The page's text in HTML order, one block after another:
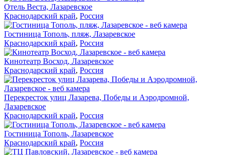
Отель Веста, Лазаревское
Краснодарский край, Россия
Гостиница Тополь, пляж, Лазаревское
Краснодарский край, Россия
Кинотеатр Восход, Лазаревское
Краснодарский край, Россия
Перекресток улиц Лазарева, Победы и Аэродромной,
Лазаревское
Краснодарский край, Россия
Гостиница Тополь, Лазаревское
Краснодарский край, Россия